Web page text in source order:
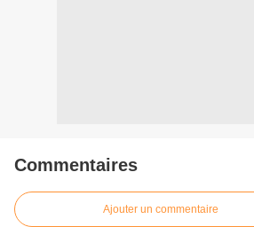
Commentaires
Ajouter un commentaire